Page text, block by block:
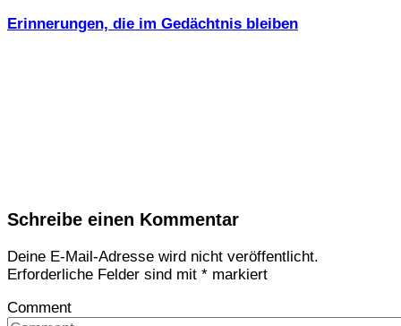
Erinnerungen, die im Gedächtnis bleiben
Schreibe einen Kommentar
Deine E-Mail-Adresse wird nicht veröffentlicht.
Erforderliche Felder sind mit * markiert
Comment